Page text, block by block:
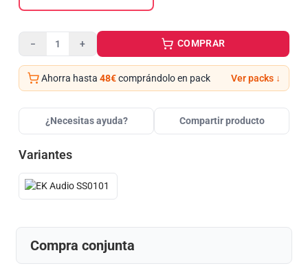
− + COMPRAR
Ahorra hasta 48€comprándolo en pack Ver packs ↓
¿Necesitas ayuda? Compartir producto
Variantes
Compra conjunta